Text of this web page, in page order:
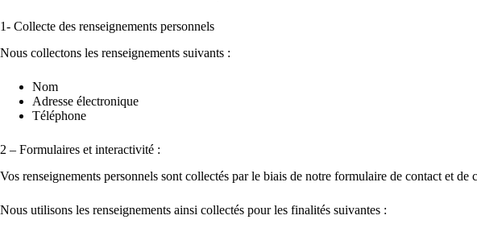
1- Collecte des renseignements personnels
Nous collectons les renseignements suivants :
Nom
Adresse électronique
Téléphone
2 – Formulaires et interactivité :
Vos renseignements personnels sont collectés par le biais de notre formulaire de contact et
Nous utilisons les renseignements ainsi collectés pour les finalités suivantes :